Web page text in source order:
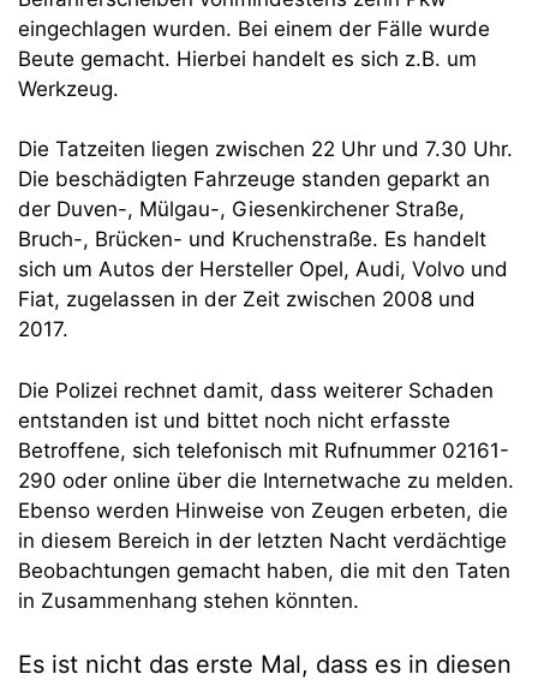
eingechlagen wurden. Bei einem der Fälle wurde
Beute gemacht. Hierbei handelt es sich z.B. um
Werkzeug.
Die Tatzeiten liegen zwischen 22 Uhr und 7.30 Uhr.
Die beschädigten Fahrzeuge standen geparkt an
der Duven-, Mülgau-, Giesenkirchener Straße,
Bruch-, Brücken- und Kruchenstraße. Es handelt
sich um Autos der Hersteller Opel, Audi, Volvo und
Fiat, zugelassen in der Zeit zwischen 2008 und
2017.
Die Polizei rechnet damit, dass weiterer Schaden
entstanden ist und bittet noch nicht erfasste
Betroffene, sich telefonisch mit Rufnummer 02161-
290 oder online über die Internetwache zu melden.
Ebenso werden Hinweise von Zeugen erbeten, die
in diesem Bereich in der letzten Nacht verdächtige
Beobachtungen gemacht haben, die mit den Taten
in Zusammenhang stehen könnten.
Es ist nicht das erste Mal, dass es in diesen